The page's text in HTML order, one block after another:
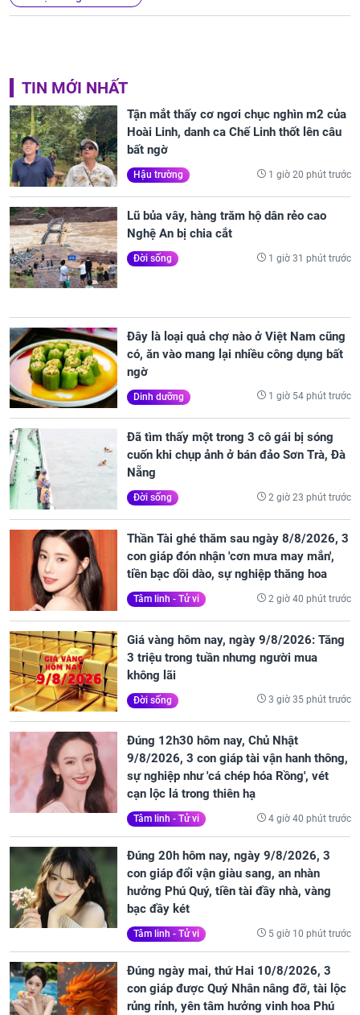
TIN MỚI NHẤT
Tận mắt thấy cơ ngơi chục nghìn m2 của
Hoài Linh, danh ca Chế Linh thốt lên câu
bất ngờ
Hậu trường 1 giờ 20 phút trước
Lũ bủa vây, hàng trăm hộ dân rẻo cao
Nghệ An bị chia cắt
Đời sống 1 giờ 31 phút trước
Đây là loại quả chợ nào ở Việt Nam cũng
có, ăn vào mang lại nhiều công dụng bất
ngờ
Dinh dưỡng 1 giờ 54 phút trước
Đã tìm thấy một trong 3 cô gái bị sóng
cuốn khi chụp ảnh ở bán đảo Sơn Trà, Đà
Nẵng
Đời sống 2 giờ 23 phút trước
Thần Tài ghé thăm sau ngày 8/8/2026, 3
con giáp đón nhận 'cơn mưa may mắn',
tiền bạc dồi dào, sự nghiệp thăng hoa
Tâm linh - Tử vi 2 giờ 40 phút trước
Giá vàng hôm nay, ngày 9/8/2026: Tăng
3 triệu trong tuần nhưng người mua
không lãi
Đời sống 3 giờ 35 phút trước
Đúng 12h30 hôm nay, Chủ Nhật
9/8/2026, 3 con giáp tài vận hanh thông,
sự nghiệp như 'cá chép hóa Rồng', vét
cạn lộc lá trong thiên hạ
Tâm linh - Tử vi 4 giờ 40 phút trước
Đúng 20h hôm nay, ngày 9/8/2026, 3
con giáp đổi vận giàu sang, an nhàn
hưởng Phú Quý, tiền tài đầy nhà, vàng
bạc đầy két
Tâm linh - Tử vi 5 giờ 10 phút trước
Đúng ngày mai, thứ Hai 10/8/2026, 3
con giáp được Quý Nhân nâng đỡ, tài lộc
rủng rỉnh, yên tâm hưởng vinh hoa Phú